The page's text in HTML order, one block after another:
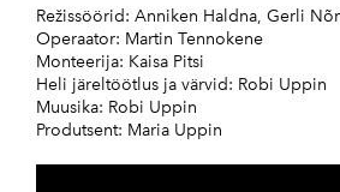
Režissöörid: Anniken Haldna, Gerli
Operaator: Martin Tennokene
Monteerija: Kaisa Pitsi
Heli järeltöötlus ja värvid: Robi Uppin
Muusika: Robi Uppin
Produtsent: Maria Uppin